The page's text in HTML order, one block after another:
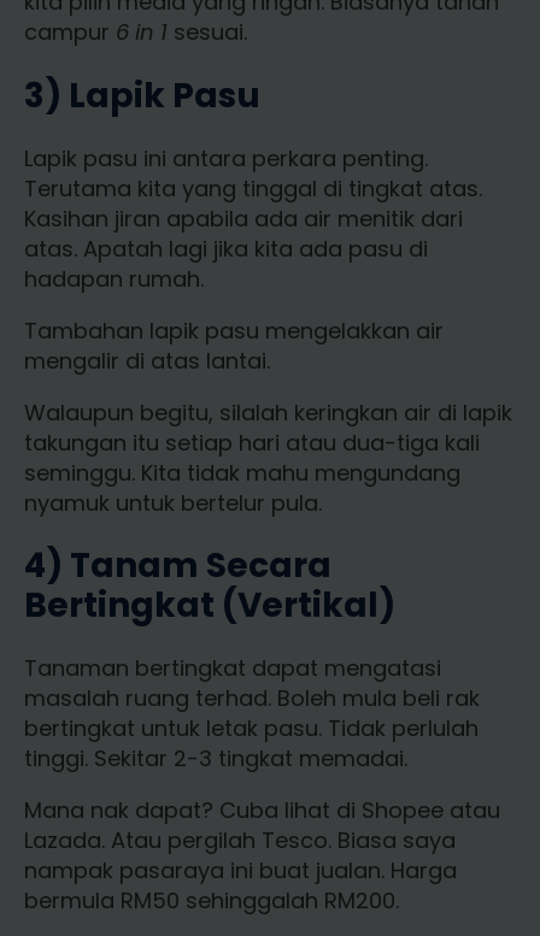
campur 6 in 1 sesuai.
3) Lapik Pasu
Lapik pasu ini antara perkara penting.
Terutama kita yang tinggal di tingkat atas.
Kasihan jiran apabila ada air menitik dari
atas. Apatah lagi jika kita ada pasu di
hadapan rumah.
Tambahan lapik pasu mengelakkan air
mengalir di atas lantai.
Walaupun begitu, silalah keringkan air di lapik
takungan itu setiap hari atau dua-tiga kali
seminggu. Kita tidak mahu mengundang
nyamuk untuk bertelur pula.
4) Tanam Secara
Bertingkat (Vertikal)
Tanaman bertingkat dapat mengatasi
masalah ruang terhad. Boleh mula beli rak
bertingkat untuk letak pasu. Tidak perlulah
tinggi. Sekitar 2-3 tingkat memadai.
Mana nak dapat? Cuba lihat di Shopee atau
Lazada. Atau pergilah Tesco. Biasa saya
nampak pasaraya ini buat jualan. Harga
bermula RM50 sehinggalah RM200.